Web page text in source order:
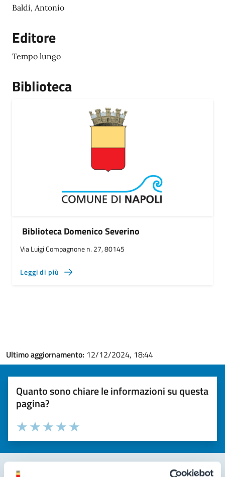
Baldi, Antonio
Editore
Tempo lungo
Biblioteca
Biblioteca Domenico Severino
Via Luigi Compagnone n. 27, 80145
Leggi di più
Ultimo aggiornamento: 12/12/2024, 18:44
Quanto sono chiare le informazioni su questa
pagina?
Valuta la chiarezza delle informazioni (da 1 a 5 stelle)
Seleziona il numero di stelle per valutare la chiarezza delle
Valuta 5 stelle su 5
Valuta 4 stelle su 5
Valuta 3 stelle su 5
Valuta 2 stelle su 5
Valuta 1 stelle su 5